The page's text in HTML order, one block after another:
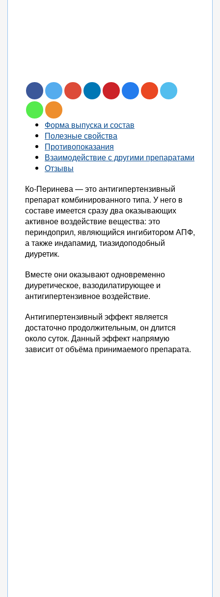
Форма выпуска и состав
Полезные свойства
Противопоказания
Взаимодействие с другими препаратами
Отзывы
Ко-Перинева — это антигипертензивный
препарат комбинированного типа. У него в
составе имеется сразу два оказывающих
активное воздействие вещества: это
периндоприл, являющийся ингибитором АПФ,
а также индапамид, тиазидоподобный
диуретик.
Вместе они оказывают одновременно
диуретическое, вазодилатирующее и
антигипертензивное воздействие.
Антигипертензивный эффект является
достаточно продолжительным, он длится
около суток. Данный эффект напрямую
зависит от объёма принимаемого препарата.